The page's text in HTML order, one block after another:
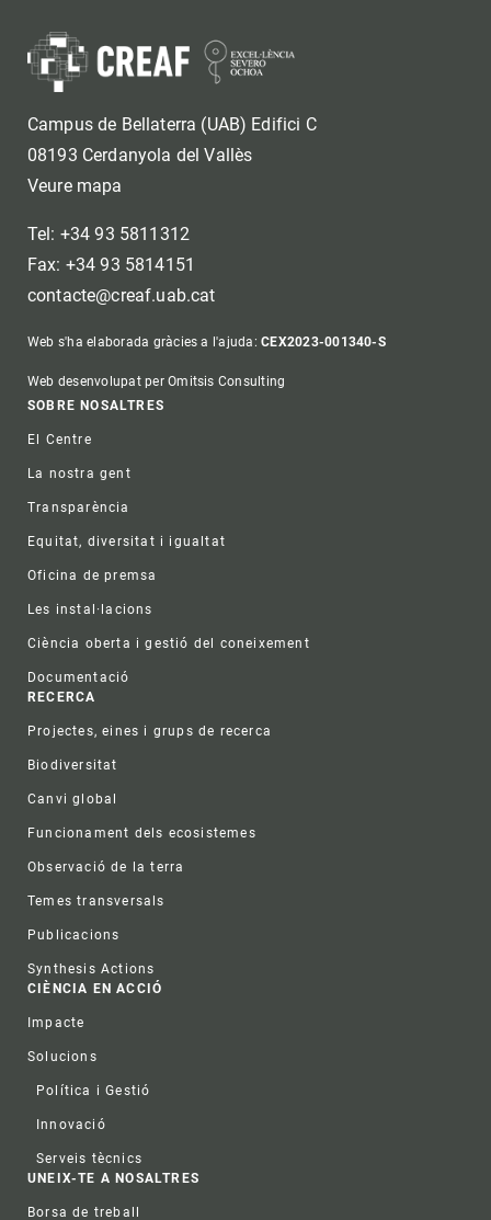
Campus de Bellaterra (UAB) Edifici C
08193 Cerdanyola del Vallès
Veure mapa
Tel: +34 93 5811312
Fax: +34 93 5814151
contacte@creaf.uab.cat
Web s'ha elaborada gràcies a l'ajuda:CEX2023-001340-S
Web desenvolupat per Omitsis Consulting
Footer
SOBRE NOSALTRES
El Centre
La nostra gent
Transparència
Equitat, diversitat i igualtat
Oficina de premsa
Les instal·lacions
Ciència oberta i gestió del coneixement
Documentació
RECERCA
Projectes, eines i grups de recerca
Biodiversitat
Canvi global
Funcionament dels ecosistemes
Observació de la terra
Temes transversals
Publicacions
Synthesis Actions
CIÈNCIA EN ACCIÓ
Impacte
Solucions
Política i Gestió
Innovació
Serveis tècnics
UNEIX-TE A NOSALTRES
Borsa de treball